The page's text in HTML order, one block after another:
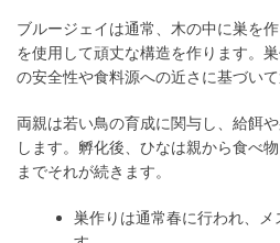
ブルージェイは通常、木の中に巣を
を使用して頑丈な構造を作ります。
の安全性や食料源への近さに基づい
両親は若い鳥の育成に関与し、給餌
します。孵化後、ひなは親から食べ
までそれが続きます。
巣作りは通常春に行われ、